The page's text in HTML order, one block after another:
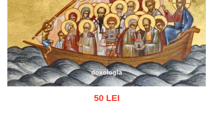
50 LEI